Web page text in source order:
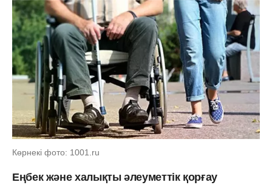
Көрнекі фото: 1001.ru
Еңбек және халықты әлеуметтік қорғау